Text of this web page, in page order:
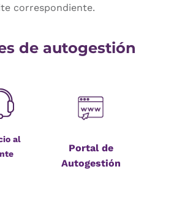
correspondiente.
de autogestión
al
Portal de
Autogestión